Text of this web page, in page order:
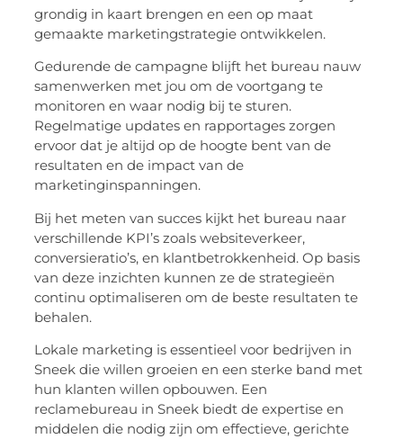
grondig in kaart brengen en een op maat
gemaakte marketingstrategie ontwikkelen.
Gedurende de campagne blijft het bureau nauw
samenwerken met jou om de voortgang te
monitoren en waar nodig bij te sturen.
Regelmatige updates en rapportages zorgen
ervoor dat je altijd op de hoogte bent van de
resultaten en de impact van de
marketinginspanningen.
Bij het meten van succes kijkt het bureau naar
verschillende KPI’s zoals websiteverkeer,
conversieratio’s, en klantbetrokkenheid. Op basis
van deze inzichten kunnen ze de strategieën
continu optimaliseren om de beste resultaten te
behalen.
Lokale marketing is essentieel voor bedrijven in
Sneek die willen groeien en een sterke band met
hun klanten willen opbouwen. Een
reclamebureau in Sneek biedt de expertise en
middelen die nodig zijn om effectieve, gerichte